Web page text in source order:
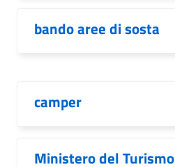
bando aree di sosta
camper
Ministero del Turismo